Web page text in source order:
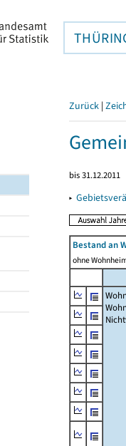
Zurück |
bis 31.12.2011
▸
Bestand an
ohne